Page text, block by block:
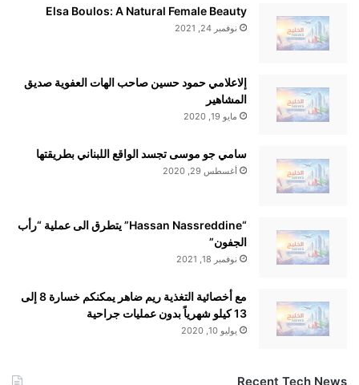
Elsa Boulos: A Natural Female Beauty
نوفمبر 24, 2021
إلاعلامي حمود حسين صاحب الهات العفوية صديق
المشاهير
مايو 19, 2020
سامي جو موسى تجسد الواقع اللبناني بطريقتها
أغسطس 29, 2020
“Hassan Nassreddine” يتطرق الى عملية “رأب
الجفون”
نوفمبر 18, 2021
مع أخصائية التغذية ريم ضاهر يمكنكم خسارة 8 إلى
13 كيلو شهرياً بدون عمليات جراحية
يوليو 10, 2020
Recent Tech News